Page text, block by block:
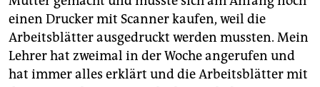
einen Drucker mit Scanner kaufen, weil die
Arbeitsblätter ausgedruckt werden mussten. Mein
Lehrer hat zweimal in der Woche angerufen und
hat immer alles erklärt und die Arbeitsblätter mit